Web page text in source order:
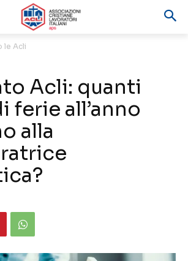
le Acli
Acli: quanti
ferie all’anno
alla